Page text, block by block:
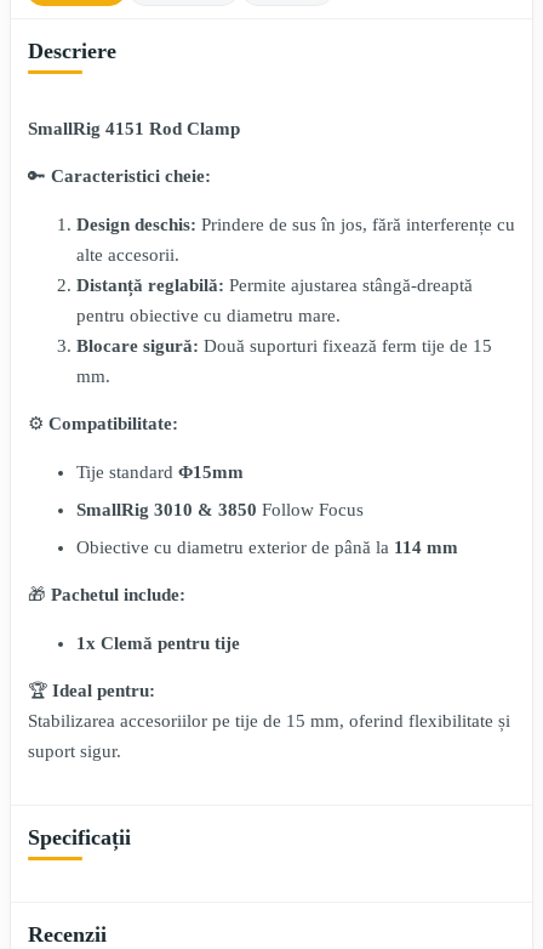
Descriere
SmallRig 4151 Rod Clamp
🔑 Caracteristici cheie:
Design deschis: Prindere de sus în jos, fără interferențe cu
alte accesorii.
Distanță reglabilă: Permite ajustarea stângă-dreaptă
pentru obiective cu diametru mare.
Blocare sigură: Două suporturi fixează ferm tije de 15
mm.
⚙️ Compatibilitate:
Tije standard Φ15mm
SmallRig 3010 & 3850 Follow Focus
Obiective cu diametru exterior de până la 114 mm
🎁 Pachetul include:
1x Clemă pentru tije
🏆 Ideal pentru:
Stabilizarea accesoriilor pe tije de 15 mm, oferind flexibilitate și
suport sigur.
Specificații
Recenzii